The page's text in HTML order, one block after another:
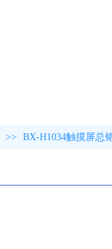
>> BX-H1034触摸屏总